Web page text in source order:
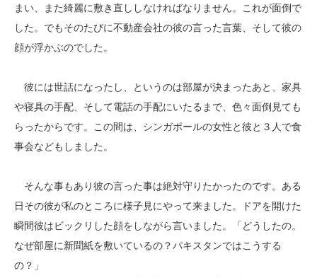
まい、また綺麗に敷き直ししなければなりません。これが面倒で
した。でもそのたびに不動産会社の彼の言った言葉、そして彼の
顔が浮かぶのでした。
彼には世話になったし、というのは部屋が決まったあと、家具
や寝具の手配、そして電話の手配にいたるまで、色々面倒見ても
らったからです。この間は、シンガポールの女性と彼と３人で食
事会などもしました。
そんな事もあり彼の言った事は絶対守りたかったのです。ある
日その彼が私のところに様子見にやって来ました。ドアを開けた
瞬間彼はビックリした顔をしながら言いました。「どうしたの。
なぜ部屋に新聞紙を敷いているの？パキスタンではこうする
の？」